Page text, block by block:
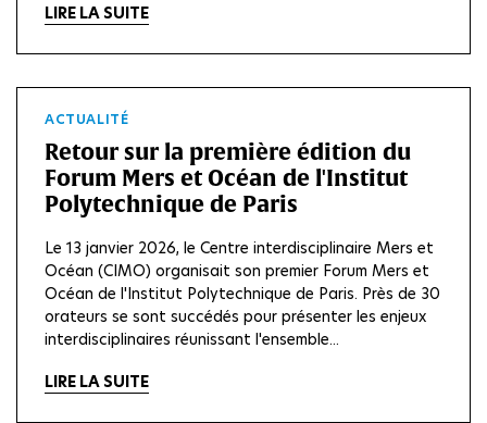
LIRE LA SUITE
ACTUALITÉ
Retour sur la première édition du
Forum Mers et Océan de l'Institut
Polytechnique de Paris
Le 13 janvier 2026, le Centre interdisciplinaire Mers et
Océan (CIMO) organisait son premier Forum Mers et
Océan de l'Institut Polytechnique de Paris. Près de 30
orateurs se sont succédés pour présenter les enjeux
interdisciplinaires réunissant l'ensemble...
LIRE LA SUITE